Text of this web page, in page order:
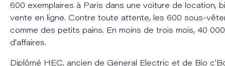
600 exemplaires à Paris dans une voiture de location,
vente en ligne. Contre toute attente, les 600 sous-
comme des petits pains. En moins de trois mois, 40
d'affaires.
Diplômé HEC, ancien de General Electric et de Bio